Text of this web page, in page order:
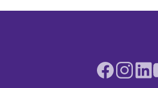
Facebook